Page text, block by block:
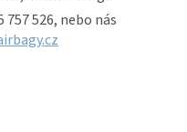
757 526, nebo nás